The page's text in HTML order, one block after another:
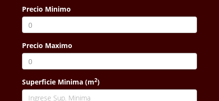
Precio Minimo
Precio Maximo
Superficie Minima (m2)